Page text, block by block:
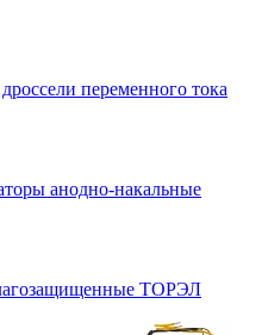
переменного тока
анодно-накальные
ТОРЭЛ